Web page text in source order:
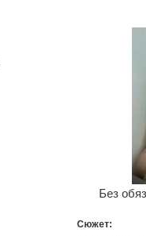
Без
Сюжет: